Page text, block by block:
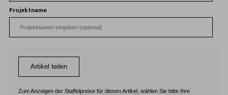
Projektname
Artikel teilen
Zum Anzeigen der Staffelpreise für diesen Artikel, wählen Sie bitte Ihre